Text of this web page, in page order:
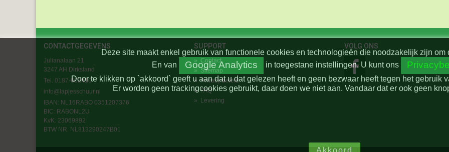
CONTACTGEGEVENS
Julianalaan 21
3247 AH Dirksland
Tel. 0187-602410
info@lapjesschuur.nl
IBAN: NL16RABO 0351207376
BIC: RABONL2U
KvK: 23069892
BTW NR. NL813290247B01
SUPPORT
» Contact
» Sitemap
»Privacy beleid
»FAQ
»
Levering
VOLG ONS
Deze site maakt enkel gebruik van functionele cookies en technologieën die noodzakelijk zijn
En van Google Analytics in toegestane instellingen. U kunt ons
Door te klikken op `akkoord` geeft u aan dat u dat gelezen heeft en geen bezwaar heeft tegen het gebruik
Er worden geen trackingcookies gebruikt, daar doen we niet aan. Vandaar dat er ook geen
Akkoord